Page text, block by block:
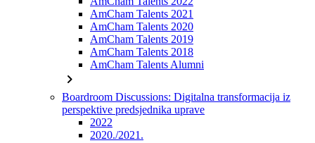
AmCham Talents 2021
AmCham Talents 2020
AmCham Talents 2019
AmCham Talents 2018
AmCham Talents Alumni
chevron_right
Boardroom Discussions: Digitalna transformacija iz
perspektive predsjednika uprave
2022
2020./2021.